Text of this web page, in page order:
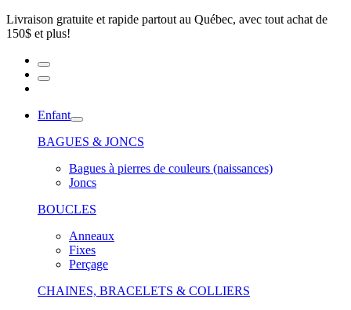
Livraison gratuite et rapide partout au Québec, avec tout achat de
150$ et plus!
Enfant
BAGUES & JONCS
Bagues à pierres de couleurs (naissances)
Joncs
BOUCLES
Anneaux
Fixes
Perçage
CHAINES, BRACELETS & COLLIERS